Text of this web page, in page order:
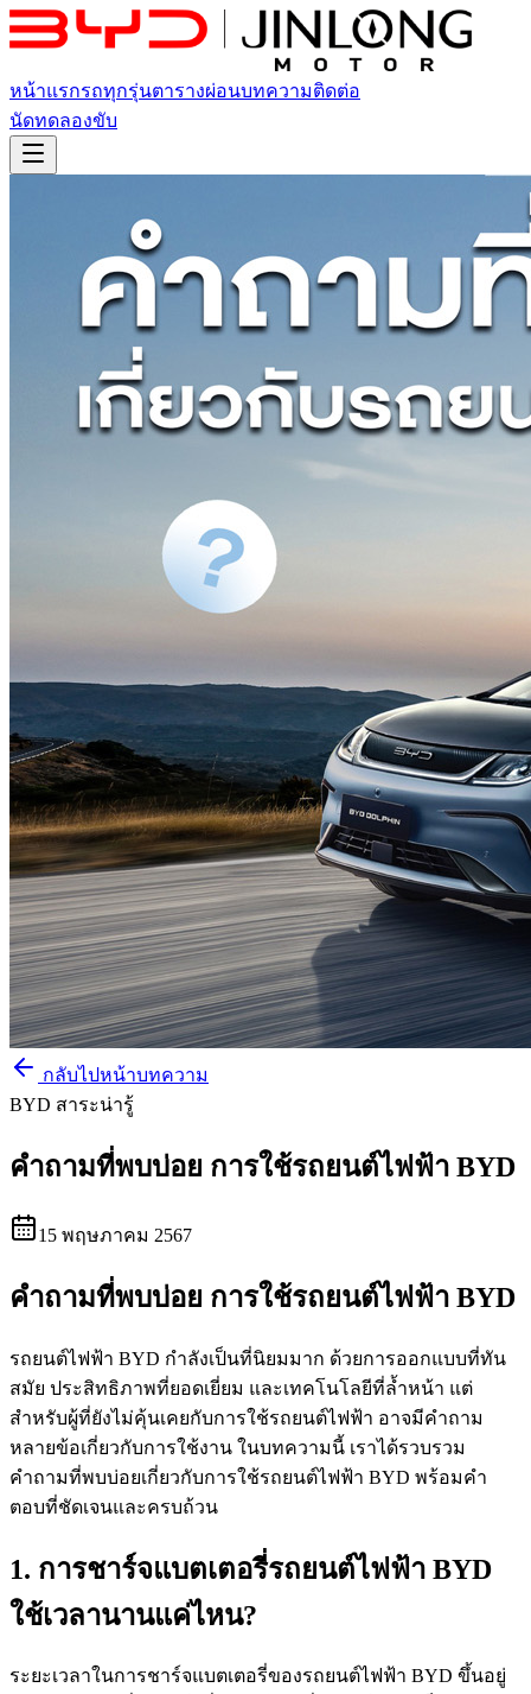
หน้าแรกรถทุกรุ่นตารางผ่อนบทความติดต่อ
นัดทดลองขับ
กลับไปหน้าบทความ
BYD สาระน่ารู้
คำถามที่พบบ่อย การใช้รถยนต์ไฟฟ้า BYD
15 พฤษภาคม 2567
คำถามที่พบบ่อย การใช้รถยนต์ไฟฟ้า BYD
รถยนต์ไฟฟ้า BYD กำลังเป็นที่นิยมมาก ด้วยการออกแบบที่ทัน
สมัย ประสิทธิภาพที่ยอดเยี่ยม และเทคโนโลยีที่ล้ำหน้า แต่
สำหรับผู้ที่ยังไม่คุ้นเคยกับการใช้รถยนต์ไฟฟ้า อาจมีคำถาม
หลายข้อเกี่ยวกับการใช้งาน ในบทความนี้ เราได้รวบรวม
คำถามที่พบบ่อยเกี่ยวกับการใช้รถยนต์ไฟฟ้า BYD พร้อมคำ
ตอบที่ชัดเจนและครบถ้วน
1. การชาร์จแบตเตอรี่รถยนต์ไฟฟ้า BYD
ใช้เวลานานแค่ไหน?
ระยะเวลาในการชาร์จแบตเตอรี่ของรถยนต์ไฟฟ้า BYD ขึ้นอยู่